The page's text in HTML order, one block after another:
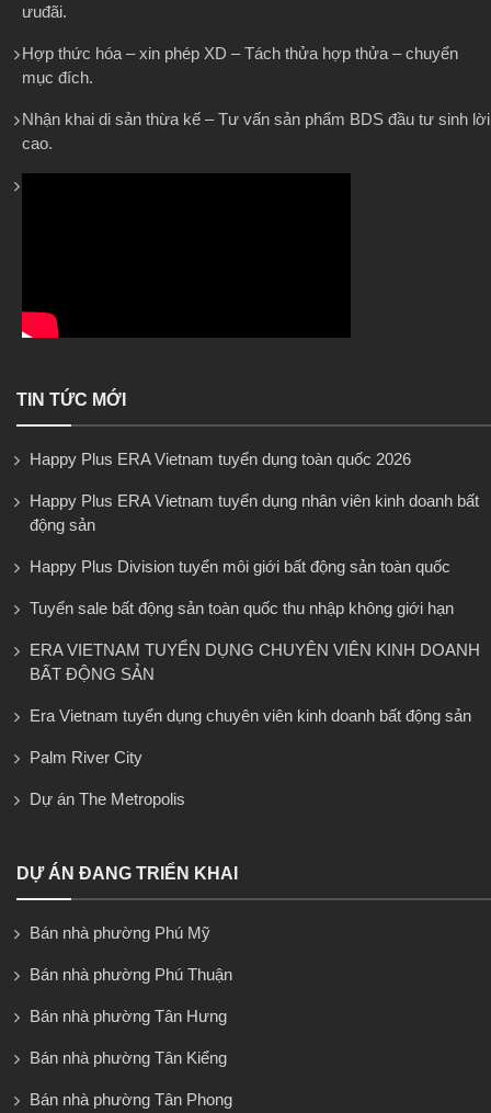
ưuđãi.
Hợp thức hóa – xin phép XD – Tách thửa hợp thửa – chuyển
mục đích.
Nhận khai di sản thừa kế – Tư vấn sản phẩm BDS đầu tư sinh lời
cao.
TIN TỨC MỚI
Happy Plus ERA Vietnam tuyển dụng toàn quốc 2026
Happy Plus ERA Vietnam tuyển dụng nhân viên kinh doanh bất
động sản
Happy Plus Division tuyển môi giới bất động sản toàn quốc
Tuyển sale bất động sản toàn quốc thu nhập không giới hạn
ERA VIETNAM TUYỂN DỤNG CHUYÊN VIÊN KINH DOANH
BẤT ĐỘNG SẢN
Era Vietnam tuyển dụng chuyên viên kinh doanh bất động sản
Palm River City
Dự án The Metropolis
DỰ ÁN ĐANG TRIỂN KHAI
Bán nhà phường Phú Mỹ
Bán nhà phường Phú Thuận
Bán nhà phường Tân Hưng
Bán nhà phường Tân Kiểng
Bán nhà phường Tân Phong